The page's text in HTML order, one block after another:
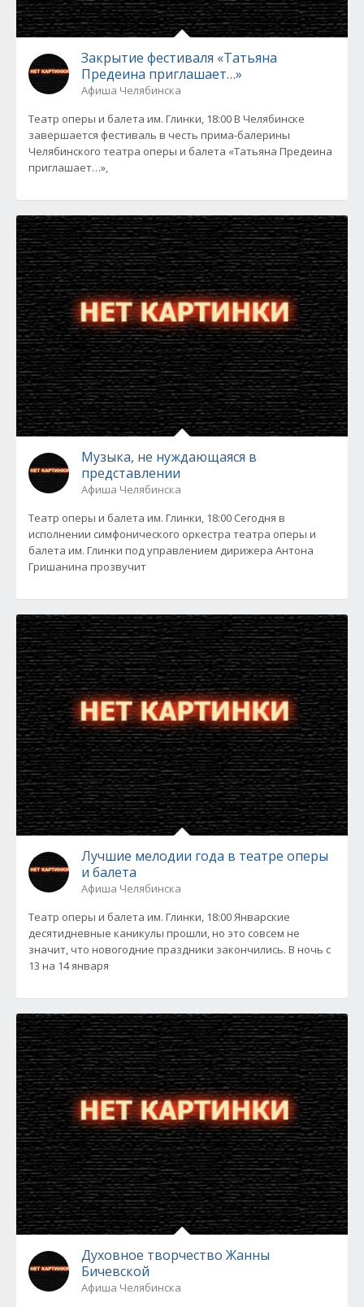
Закрытие фестиваля «Татьяна
Предеина приглашает…»
Афиша Челябинска
Театр оперы и балета им. Глинки, 18:00 В Челябинске
завершается фестиваль в честь прима-балерины
Челябинского театра оперы и балета «Татьяна Предеина
приглашает…»,
Музыка, не нуждающаяся в
представлении
Афиша Челябинска
Театр оперы и балета им. Глинки, 18:00 Сегодня в
исполнении симфонического оркестра театра оперы и
балета им. Глинки под управлением дирижера Антона
Гришанина прозвучит
Лучшие мелодии года в театре оперы
и балета
Афиша Челябинска
Театр оперы и балета им. Глинки, 18:00 Январские
десятидневные каникулы прошли, но это совсем не
значит, что новогодние праздники закончились. В ночь с
13 на 14 января
Духовное творчество Жанны
Бичевской
Афиша Челябинска